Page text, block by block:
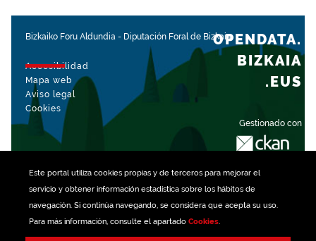
Este portal utiliza cookiespropias y de terceros para mejorar el
servicio y obtener información estadística sobre los hábitos de
navegación. Si continúa navegando, se considera que acepta su uso.
Para más información, consulte el apartado Cookies.
Bizkaiko Foru Aldundia - Diputación Foral de Bizkaia
Accesibilidad
Mapa web
Aviso legal
Cookies
Gestionado con
OPENDATA.
BIZKAIA
.EUS